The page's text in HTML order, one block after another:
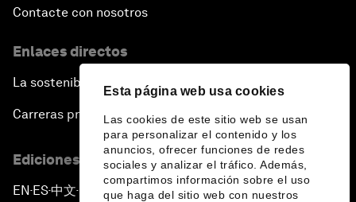
Esta página web usa cookies
Las cookies de este sitio web se usan
para personalizar el contenido y los
anuncios, ofrecer funciones de redes
sociales y analizar el tráfico. Además,
compartimos información sobre el uso
que haga del sitio web con nuestros
Contacte con nosotros
Enlaces directos
La sostenibilidad en el Foro
Carreras profesionales
Ediciones en otros idiomas
EN ▪ES▪中文▪ 日本語